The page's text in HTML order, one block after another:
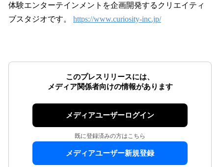
体験エンターテインメントを企画開発するクリエイティ
ブスタジオです。 https://www.curiosity-inc.jp/
このプレスリリースには、
メディア関係者向けの情報があります
メディアユーザーログイン
既に登録済みの方はこちら
メディアユーザー新規登録